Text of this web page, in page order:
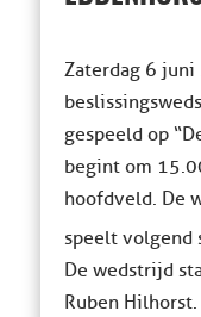
Zaterdag 6
gespeeld op
begint om
hoofdveld. De
speelt volgend
De wedstrijd
Ruben Hilhorst.